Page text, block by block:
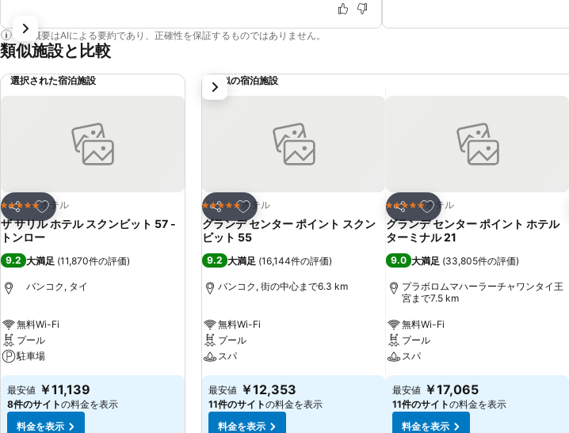
この概要はAIによる要約であり、正確性を保証するものではありません。
類似施設と比較
選択された宿泊施設
シェア
お気に入りに追加
5 ホテルのランク
ホテル
ザ サリル ホテル スクンビット 57 -
トンロー
9.2 大満足 (11,870件の評価)
バンコク, タイ
無料Wi-Fi
プール
駐車場
最安値 ￥11,139
8件のサイトの料金を表示
料金を表示
類似の宿泊施設
シェア
お気に入りに追加
5 ホテルのランク
ホテル
グランデ センター ポイント スクン
ビット 55
9.2 大満足 (16,144件の評価)
バンコク, 街の中心まで6.3 km
無料Wi-Fi
プール
スパ
最安値 ￥12,353
11件のサイトの料金を表示
料金を表示
シェア
お気に入りに追加
5 ホテルのランク
ホテル
グランデ センター ポイント ホテル
ターミナル 21
9.0 大満足 (33,805件の評価)
プラボロムマハーラーチャワンタイ王
宮まで7.5 km
無料Wi-Fi
プール
スパ
最安値 ￥17,065
11件のサイトの料金を表示
料金を表示
次